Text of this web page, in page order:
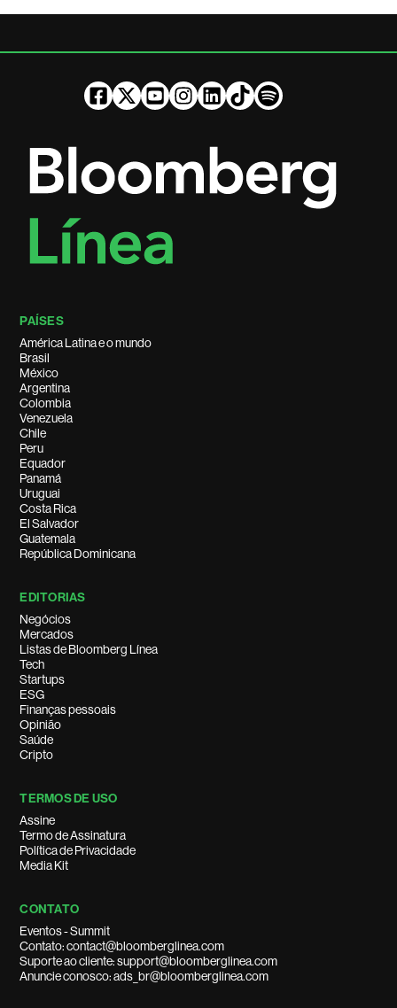
PAÍSES
América Latina e o mundo
Brasil
México
Argentina
Colombia
Venezuela
Chile
Peru
Equador
Panamá
Uruguai
Costa Rica
El Salvador
Guatemala
República Dominicana
EDITORIAS
Negócios
Mercados
Listas de Bloomberg Línea
Tech
Startups
ESG
Finanças pessoais
Opinião
Saúde
Cripto
TERMOS DE USO
Assine
Termo de Assinatura
Política de Privacidade
Media Kit
CONTATO
Eventos - Summit
Contato: contact@bloomberglinea.com
Suporte ao cliente: support@bloomberglinea.com
Anuncie conosco: ads_br@bloomberglinea.com